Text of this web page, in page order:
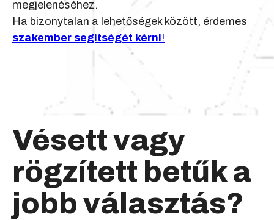
megjelenéséhez.
Ha bizonytalan a lehetőségek között, érdemes
szakember segítségét kérni!
Vésett vagy
rögzített betűk a
jobb választás?